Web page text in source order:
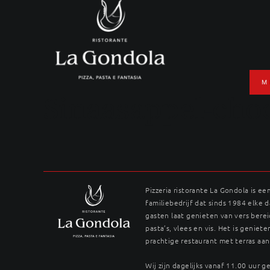
Sinaasappel-
Pizzeria ristorante La Gondola is
familiebedrijf dat sinds 1984 elke
gasten laat genieten van vers
pasta’s, vlees en vis. Het is
prachtige restaurant met terras
Wij zijn dagelijks vanaf 11.00 uur